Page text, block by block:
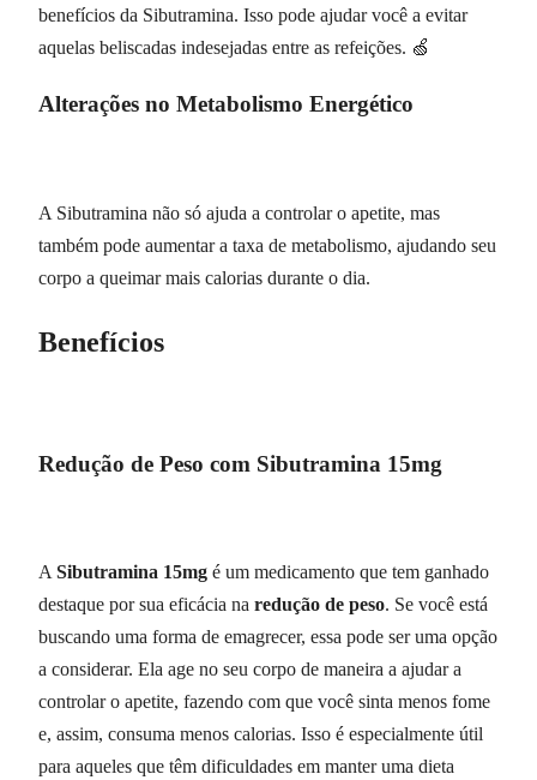
benefícios da Sibutramina. Isso pode ajudar você a evitar
aquelas beliscadas indesejadas entre as refeições. 🍏
Alterações no Metabolismo Energético
A Sibutramina não só ajuda a controlar o apetite, mas
também pode aumentar a taxa de metabolismo, ajudando seu
corpo a queimar mais calorias durante o dia.
Benefícios
Redução de Peso com Sibutramina 15mg
A Sibutramina 15mg é um medicamento que tem ganhado
destaque por sua eficácia na redução de peso. Se você está
buscando uma forma de emagrecer, essa pode ser uma opção
a considerar. Ela age no seu corpo de maneira a ajudar a
controlar o apetite, fazendo com que você sinta menos fome
e, assim, consuma menos calorias. Isso é especialmente útil
para aqueles que têm dificuldades em manter uma dieta